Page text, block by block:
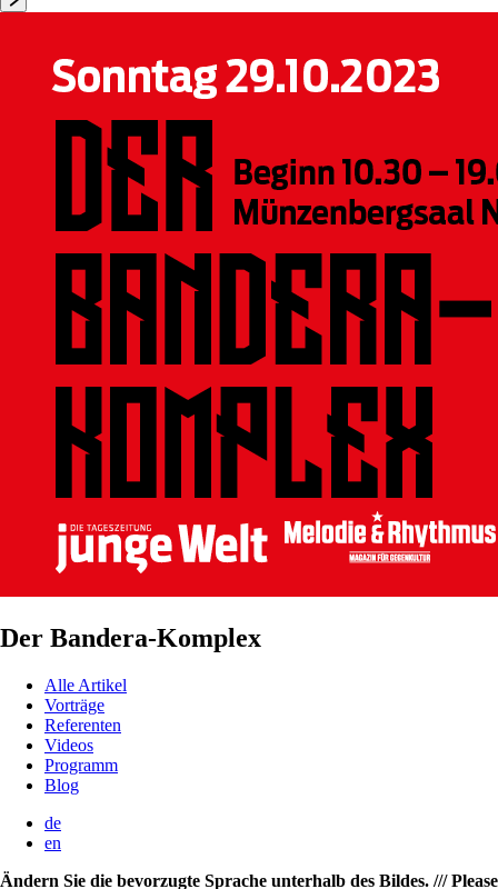
Der Bandera-Komplex
Alle Artikel
Vorträge
Referenten
Videos
Programm
Blog
de
en
Ändern Sie die bevorzugte Sprache unterhalb des Bildes. /// Please